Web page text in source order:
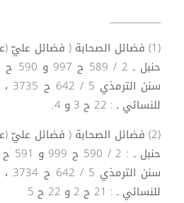
____________
(1) فضائل الصحابة ( فضائل عليّ
للنسائي ـ : 22 ح 3 و 4.
(2) فضائل الصحابة ( فضائل عليّ
للنسائي ـ : 21 ح 2 و 22 ح 5